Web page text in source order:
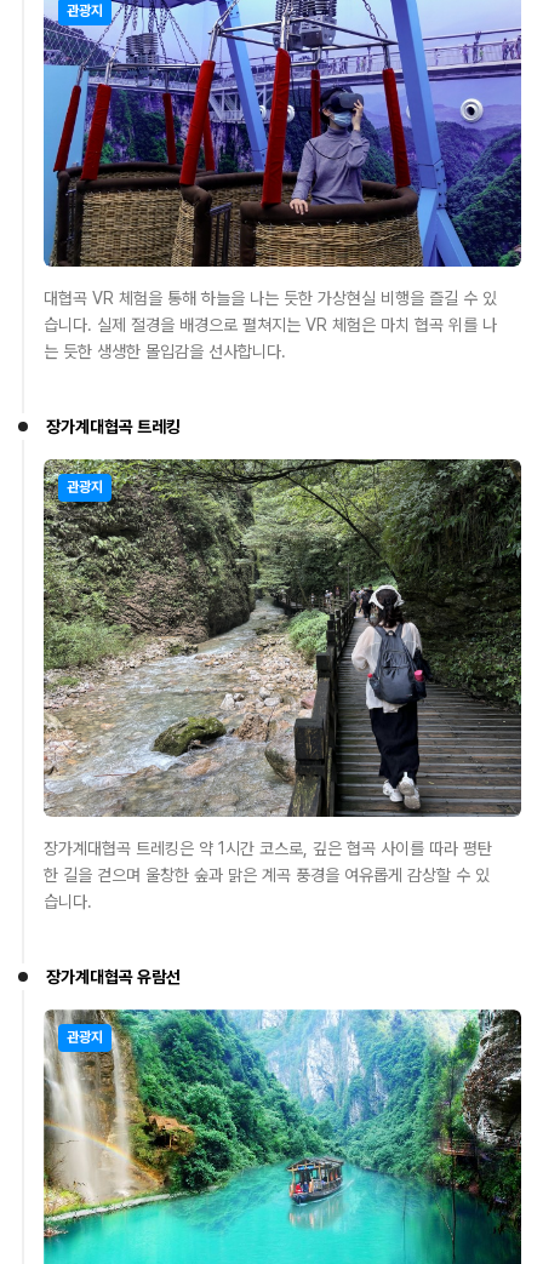
관광지
대협곡 VR 체험을 통해 하늘을 나는 듯한 가상현실 비행을 즐길 수 있
습니다. 실제 절경을 배경으로 펼쳐지는 VR 체험은 마치 협곡 위를 나
는 듯한 생생한 몰입감을 선사합니다.
장가계대협곡 트레킹
관광지
장가계대협곡 트레킹은 약 1시간 코스로, 깊은 협곡 사이를 따라 평탄
한 길을 걷으며 울창한 숲과 맑은 계곡 풍경을 여유롭게 감상할 수 있
습니다.
장가계대협곡 유람선
관광지